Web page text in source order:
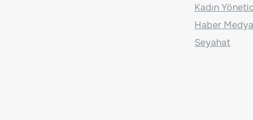
Kadın
Haber
Seyahat